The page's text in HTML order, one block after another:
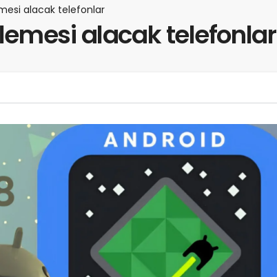
alacak telefonlar
alacak telefonlar
TEKNOLOJI
Wi-Fi ve
Yenilikçi Dosya
Optical Transfer!
admin